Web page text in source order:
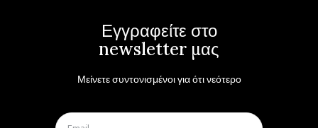
Εγγραφείτε στο
newsletter μας
Μείνετε συντονισμένοι για ότι νεότερο